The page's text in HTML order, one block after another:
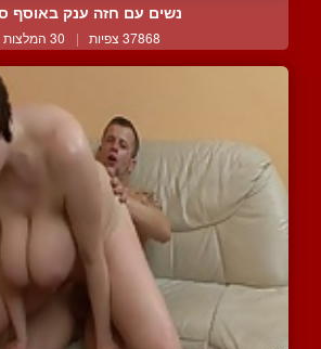
נשים עם חזה ענק באוסף
37868 צפיות | 30 המלצות